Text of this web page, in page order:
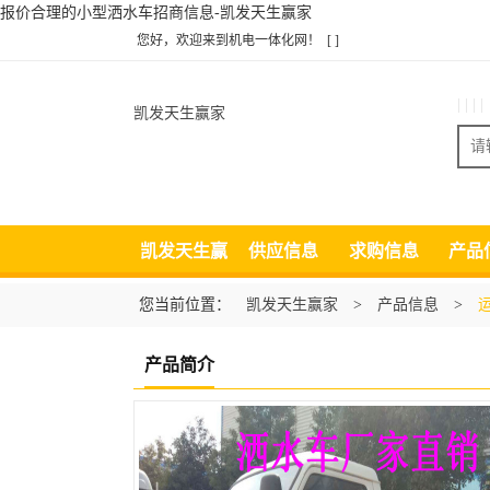
报价合理的小型洒水车招商信息-凯发天生赢家
您好，欢迎来到机电一体化网！ [ ]
凯发天生赢家
凯发天生赢
家
供应信息 求购信息 产品
您当前位置： 凯发天生赢家 > 产品信息 >
产品简介